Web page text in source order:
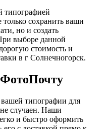
типографией
только сохранить ваши
но и создать
выборе данной
стоимость и
в г Солнечногорск.
типографии для
не случаен. Наши
и быстро оформить